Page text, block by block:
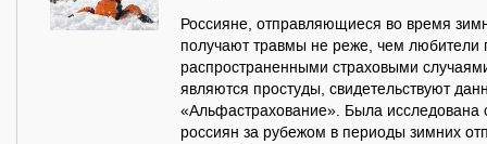
Россияне, отправляющиеся во время
получают травмы не реже, чем
распространенными страховыми
являются простуды, свидетельствуют
«Альфастрахование». Была исследована
россиян за рубежом в периоды зимних